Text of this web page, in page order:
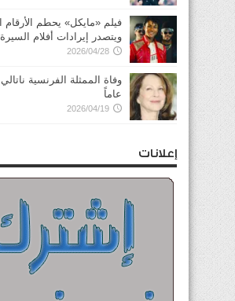
فيلم «مايكل» يحطم الأرقام
ويتصدر إيرادات أفلام السيرة
2026/04/28
عاماً
2026/04/19
إعلانات